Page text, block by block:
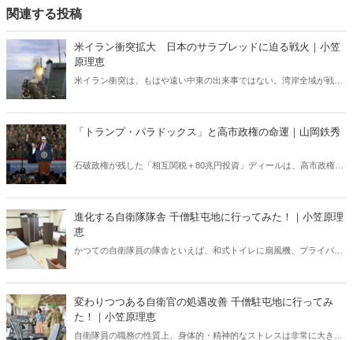
関連する投稿
米イラン衝突拡大 日本のサラブレッドに迫る戦火｜小笠
原理恵
米イラン衝突は、もはや遠い中東の出来事ではない。湾岸全域が戦域
題がある。邦人保護は万全なのか。そして、国際舞台に立つ日本のサ
ラブレッドの安全は守られるのか。戦火は思わぬところに影を落とし
「トランプ・パラドックス」と高市政権の命運｜山岡鉄秀
石破政権が残した「相互関税＋80兆円投資」ディールは、高市政権に
っている。
進化する自衛隊隊舎 千僧駐屯地に行ってみた！｜小笠原理
恵
かつての自衛隊員の隊舎といえば、和式トイレに扇風機、プライバシ
県伊丹市にある千僧駐屯地（せんぞちゅうとんち）を取材した。
変わりつつある自衛官の処遇改善 千僧駐屯地に行ってみ
た！｜小笠原理恵
自衛隊員の職務の性質上、身体的・精神的なストレスは非常に大き